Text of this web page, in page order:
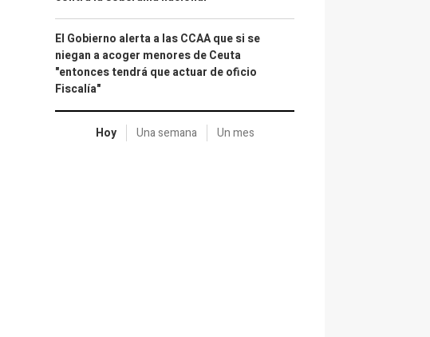
El Gobierno alerta a las CCAA que si se
niegan a acoger menores de Ceuta
"entonces tendrá que actuar de oficio
Fiscalía"
Hoy Una semana Un mes